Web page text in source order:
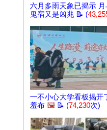
六月多雨天象已揭示
鬼宿又是凶兆 📝 (
一不小心大学看板揭开
羞布 🖼️ 📝 (74,230次)